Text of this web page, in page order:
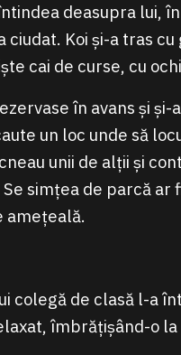
deasupra lui,
Koi și-a tras
cai de curse, cu
în avans și și-
un loc unde să
unii de alții și
simțea de parcă ar
amețeală.
colegă de clasă l-a
îmbrățișând-o la